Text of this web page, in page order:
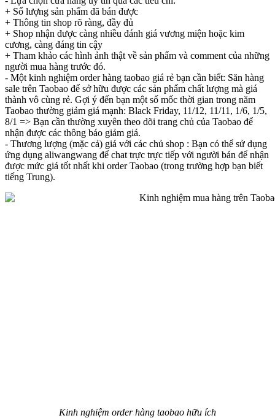
+ Số lượng sản phẩm đã bán được
+ Thông tin shop rõ ràng, đầy đủ
+ Shop nhận được càng nhiều đánh giá vương miện hoặc kim
cương, càng đáng tin cậy
+ Tham khảo các hình ảnh thật về sản phẩm và comment của những
người mua hàng trước đó.
- Một kinh nghiệm order hàng taobao giá rẻ bạn cần biết: Săn hàng
sale trên Taobao để sở hữu được các sản phẩm chất lượng mà giá
thành vô cùng rẻ. Gợi ý đến bạn một số mốc thời gian trong năm
Taobao thường giảm giá mạnh: Black Friday, 11/12, 11/11, 1/6, 1/5,
8/1 => Bạn cần thường xuyên theo dõi trang chủ của Taobao để
nhận được các thông báo giảm giá.
- Thương lượng (mặc cả) giá với các chủ shop : Bạn có thể sử dụng
ứng dụng aliwangwang để chat trực trực tiếp với người bán để nhận
được mức giá tốt nhất khi order Taobao (trong trường hợp bạn biết
tiếng Trung).
Kinh nghiệm order hàng taobao hữu ích